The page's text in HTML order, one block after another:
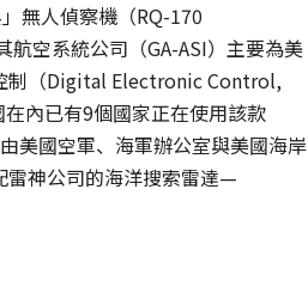
無人偵察機（RQ-170
空系統公司（GA-ASI）主要為美
制（Digital Electronic Control,
內已有9個國家正在使用該款
美國空軍、海軍辦公室與美國海岸
雷神公司的海洋搜索雷達—